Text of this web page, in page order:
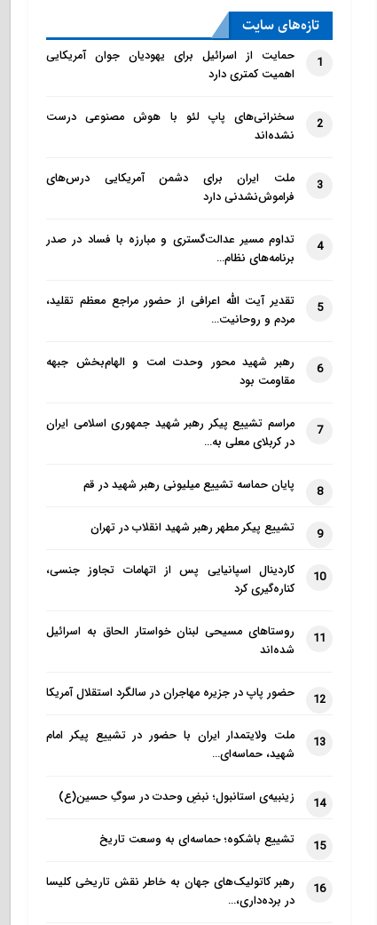
تازه‌‌های سایت
1
حمایت از اسرائیل برای یهودیان جوان آمریکایی
اهمیت کمتری دارد
2
سخنرانی‌های پاپ لئو با هوش مصنوعی درست
نشده‌اند
3
ملت ایران برای دشمن آمریکایی درس‌های
فراموش‌نشدنی دارد
4
تداوم مسیر عدالت‌گستری و مبارزه با فساد در صدر
برنامه‌های نظام…
5
تقدیر آیت الله اعرافی از حضور مراجع معظم تقلید،
مردم و روحانیت…
6
رهبر شهید محور وحدت امت و الهام‌بخش جبهه
مقاومت بود
7
مراسم تشییع پیکر رهبر شهید جمهوری اسلامی ایران
در کربلای معلی به…
8 پایان حماسه تشییع میلیونی رهبر شهید در قم
9 تشییع پیکر مطهر رهبر شهید انقلاب در تهران
10
کاردینال اسپانیایی پس از اتهامات تجاوز جنسی،
کناره‌گیری کرد
11
روستاهای مسیحی لبنان خواستار الحاق به اسرائیل
شده‌اند
12 حضور پاپ در جزیره مهاجران در سالگرد استقلال آمریکا
13
ملت ولایتمدار ایران با حضور در تشییع پیکر امام
شهید، حماسه‌ای…
14 زینبیه‌ی استانبول؛ نبضِ وحدت در سوگِ حسین(ع)
15 تشییع باشکوه؛ حماسه‌ای به وسعت تاریخ
16
رهبر کاتولیک‌های جهان به خاطر نقش تاریخی کلیسا
در برده‌داری،…